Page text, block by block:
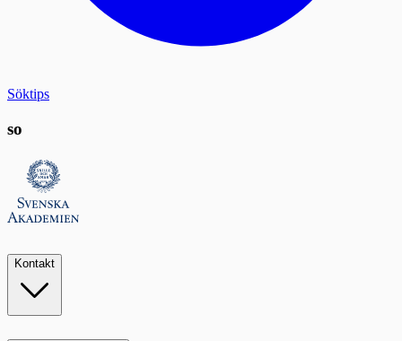
Söktips
so
Kontakt